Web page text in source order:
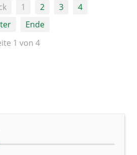
1 2 3
4
Ende
1 von 4